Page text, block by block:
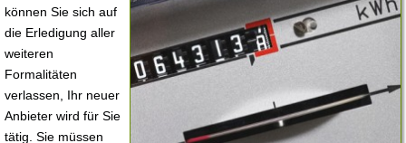
können Sie sich auf
die Erledigung aller
weiteren
Formalitäten
verlassen, Ihr neuer
Anbieter wird für Sie
tätig. Sie müssen